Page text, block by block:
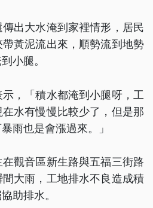
出大水淹到家裡情形，居民
黃泥流出來，順勢流到地勢
小腿。
，「積水都淹到小腿呀，工
水有慢慢比較少了，但是那
雨也是會漲過來。」
觀音區新生路與五福三街路
大雨，工地排水不良造成積
助排水。